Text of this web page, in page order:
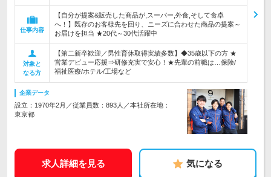
仕事内容
【自分が提案&販売した商品が,スーパー,外食,そして食卓
へ！】既存のお客様先を回り、ニーズに合わせた商品の提案～
お届けを担当 ★20代～30代活躍中
対象と
なる方
【第二新卒歓迎／男性育休取得実績多数】◆35歳以下の方 ★
営業デビュー応援⇒研修充実で安心！★先輩の前職は…保険/
福祉医療/ホテル/工場など
企業データ
設立：1970年2月／従業員数：893人／本社所在地：
東京都
求人詳細を見る 気になる